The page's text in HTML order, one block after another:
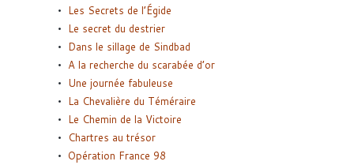
Les Secrets de l’Égide
Le secret du destrier
Dans le sillage de Sindbad
A la recherche du scarabée d’or
Une journée fabuleuse
La Chevalière du Téméraire
Le Chemin de la Victoire
Chartres au trésor
Opération France 98